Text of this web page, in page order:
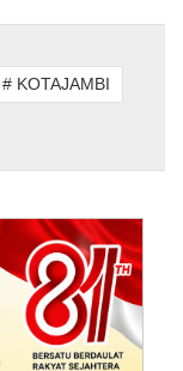
# KOTAJAMBI